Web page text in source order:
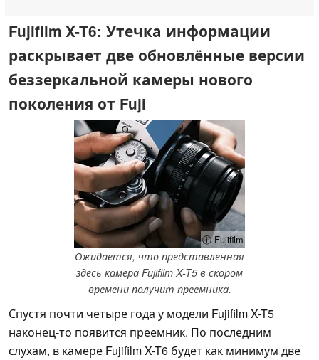
Fujifilm X-T6: Утечка информации
раскрывает две обновлённые версии
беззеркальной камеры нового
поколения от Fuji
ⓘ Fujifilm
Ожидается, что представленная
здесь камера Fujifilm X-T5 в скором
времени получит преемника.
Спустя почти четыре года у модели Fujifilm X-T5
наконец-то появится преемник. По последним
слухам, в камере Fujifilm X-T6 будет как минимум две